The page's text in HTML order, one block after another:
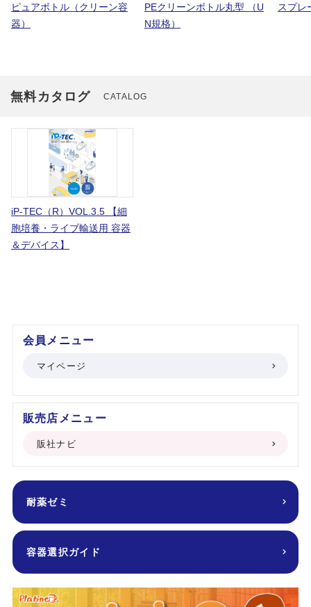
ピュアボトル（クリーン容
器）
PEクリーンボトル丸型 （U
N規格）
スプレ
無料カタログ CATALOG
iP-TEC（R）VOL.3.5 【細
胞培養・ライブ輸送用 容器
＆デバイス】
会員メニュー
マイページ
販売店メニュー
販社ナビ
耐薬ゼミ
容器選択ガイド